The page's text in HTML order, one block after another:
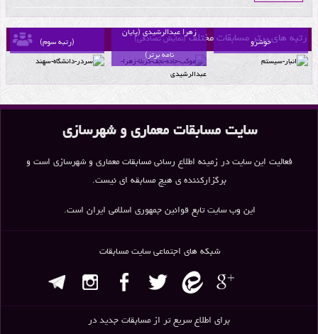
رتبه های برتر مسابقات مختلف(نمایش تصادفی)
انبار سیستم اثر مهران
خوشرو
موکب جاده نجف-کربلا اثر
زهرا عبدالرشیدی (پایان
نامه برتر)
سردر دانشگاه سهند
(رتبه سوم)
سایت مسابقات معماری و شهرسازی
فعالیت این سایت در زمینه اطلاع رسانی مسابقات معماری و شهرسازی است و
برگزارکننده ی هیچ مسابقه ای نیست.
این وب سایت تابع قوانین جمهوری اسلامی ایران است.
شبکه های اجتماعی سایت مسابقات
برای اطلاع سریع تر از مسابقات جدید در